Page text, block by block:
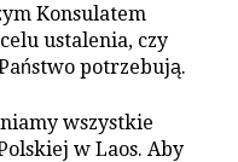
Konsulatem
ustalenia, czy
potrzebują.
wszystkie
w Laos. Aby